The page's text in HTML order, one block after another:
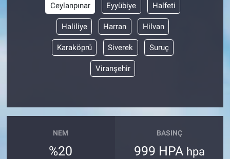
Ceylanpınar Eyyübiye Halfeti
Haliliye Harran Hilvan
Karaköprü Siverek Suruç
Viranşehir
NEM
%20
BASINÇ
999 HPA hpa